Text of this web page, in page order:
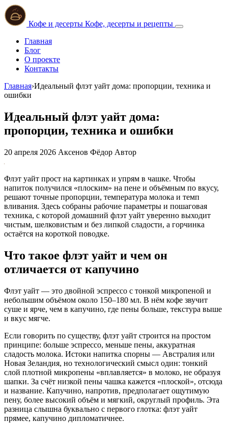
Кофе и десерты Кофе, десерты и рецепты
Главная
Блог
О проекте
Контакты
Главная›Идеальный флэт уайт дома: пропорции, техника и
ошибки
Идеальный флэт уайт дома:
пропорции, техника и ошибки
20 апреля 2026 Аксенов Фёдор Автор
Флэт уайт прост на картинках и упрям в чашке. Чтобы
напиток получился «плоским» на пене и объёмным по вкусу,
решают точные пропорции, температура молока и темп
вливания. Здесь собраны рабочие параметры и пошаговая
техника, с которой домашний флэт уайт уверенно выходит
чистым, шелковистым и без липкой сладости, а горчинка
остаётся на короткой поводке.
Что такое флэт уайт и чем он
отличается от капучино
Флэт уайт — это двойной эспрессо с тонкой микропеной и
небольшим объёмом около 150–180 мл. В нём кофе звучит
суше и ярче, чем в капучино, где пены больше, текстура выше
и вкус мягче.
Если говорить по существу, флэт уайт строится на простом
принципе: больше эспрессо, меньше пены, аккуратная
сладость молока. Истоки напитка спорны — Австралия или
Новая Зеландия, но технологический смысл один: тонкий
слой плотной микропены «вплавляется» в молоко, не образуя
шапки. За счёт низкой пены чашка кажется «плоской», отсюда
и название. Капучино, напротив, предполагает ощутимую
пену, более высокий объём и мягкий, округлый профиль. Эта
разница слышна буквально с первого глотка: флэт уайт
прямее, капучино дипломатичнее.